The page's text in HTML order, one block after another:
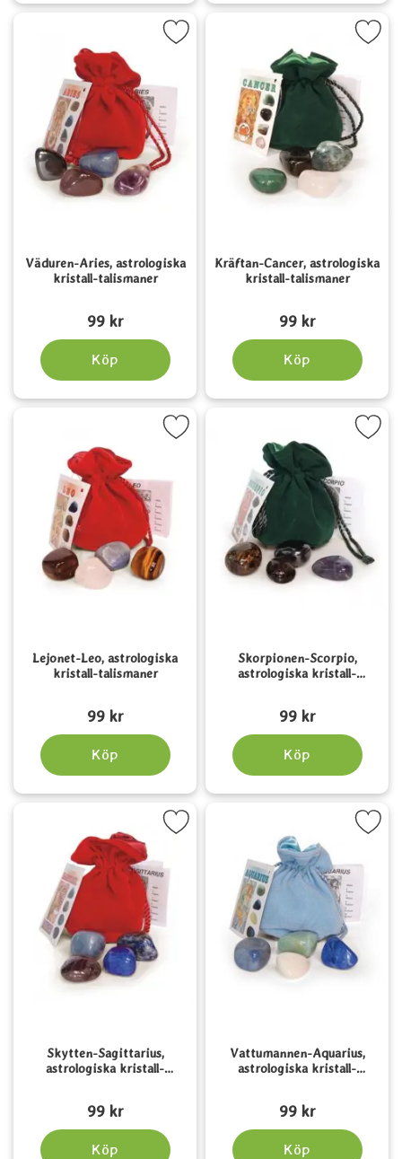
Väduren-Aries, astrologiska
kristall-talismaner
99 kr
Köp
väduren-Aries, astrologiska kristall-talismaner som favorit
Kräftan-Cancer, astrologiska
kristall-talismaner
99 kr
Köp
Markera kräftan-Cancer, astrologiska
Lejonet-Leo, astrologiska
kristall-talismaner
99 kr
Köp
lejonet-Leo, astrologiska kristall-talismaner som favorit
Skorpionen-Scorpio,
astrologiska kristall-
99 kr
Köp
Markera skorpionen-Scorpio,
Skytten-Sagittarius,
astrologiska kristall-
99 kr
Köp
Sagittarius, astrologiska kristall-talismaner som
Vattumannen-Aquarius,
astrologiska kristall-
99 kr
Köp
Markera vattumannen-Aquarius,